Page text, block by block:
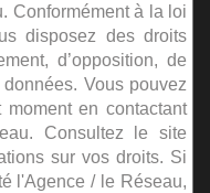
Conformément à la loi
disposez des droits
d’opposition, de
Vous pouvez
en contactant
Consultez le site
sur vos droits. Si
l'Agence / le Réseau,